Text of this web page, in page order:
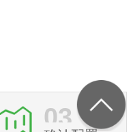
03